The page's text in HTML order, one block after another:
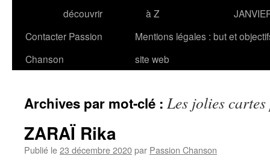
découvrir
à Z
Contacter Passion
Chanson
Mentions légales : but et
site web
Archives par mot-clé : Les jolies
ZARAÏ Rika
Publié le23 décembre 2020par Passion Chanson